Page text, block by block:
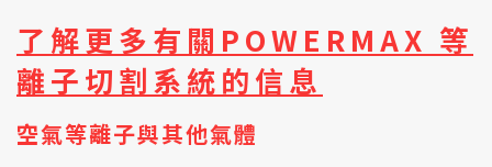
了解更多有關POWERMAX 等
離子切割系統的信息
空氣等離子與其他氣體